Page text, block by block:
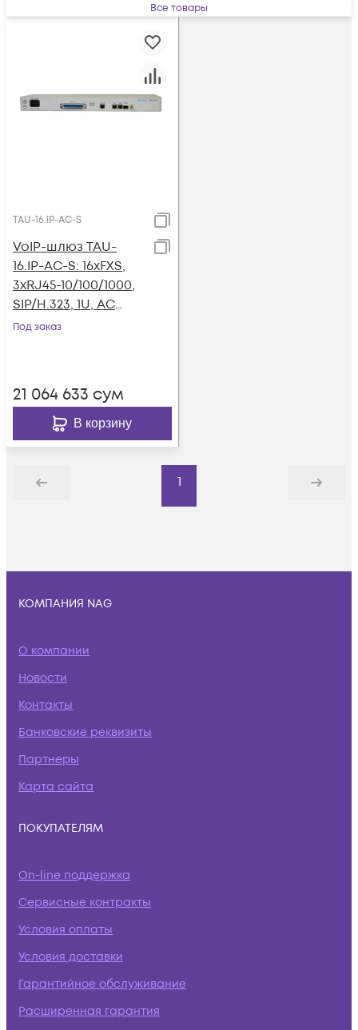
Все товары
TAU-16.IP-AC-S
VoIP-шлюз TAU-
16.IP-AC-S: 16xFXS,
3xRJ45-10/100/1000,
SIP/H.323, 1U, AC
220V
Под заказ
21 064 633 сум
В корзину
Назад
1
Дальше
КОМПАНИЯ NAG
О компании
Новости
Контакты
Банковские реквизиты
Партнеры
Карта сайта
ПОКУПАТЕЛЯМ
On-line поддержка
Сервисные контракты
Условия оплаты
Условия доставки
Гарантийное обслуживание
Расширенная гарантия